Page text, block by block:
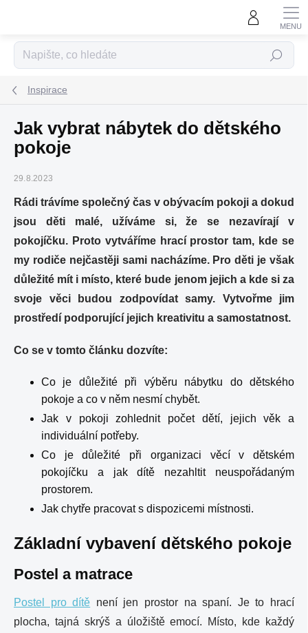
Hledat
Inspirace
Jak vybrat nábytek do dětského
pokoje
29.8.2023
Rádi trávíme společný čas v obývacím pokoji a dokud
jsou děti malé, užíváme si, že se nezavírají v
pokojíčku. Proto vytváříme hrací prostor tam, kde se
my rodiče nejčastěji sami nacházíme. Pro děti je však
důležité mít i místo, které bude jenom jejich a kde si za
svoje věci budou zodpovídat samy. Vytvořme jim
prostředí podporující jejich kreativitu a samostatnost.
Co se v tomto článku dozvíte:
Co je důležité při výběru nábytku do dětského
pokoje a co v něm nesmí chybět.
Jak v pokoji zohlednit počet dětí, jejich věk a
individuální potřeby.
Co je důležité při organizaci věcí v dětském
pokojíčku a jak dítě nezahltit neuspořádaným
prostorem.
Jak chytře pracovat s dispozicemi místnosti.
Základní vybavení dětského pokoje
Postel a matrace
Postel pro dítě není jen prostor na spaní. Je to hrací
plocha, tajná skrýš a úložiště emocí. Místo, kde každý